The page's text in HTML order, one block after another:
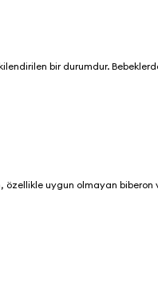
bir durumdur.
özellikle uygun olmayan biberon